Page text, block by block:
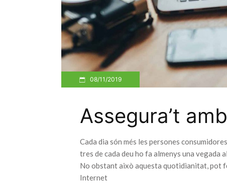
08/11/2019
Assegura’t
Cada dia són més les persones
tres de cada deu ho fa almenys una vegada
No obstant això aquesta quotidianitat, pot
Internet